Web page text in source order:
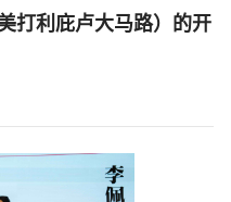
打利庇卢大马路）的开